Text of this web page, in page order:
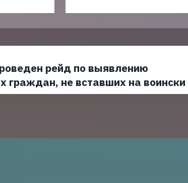
рейд по выявлению
граждан, не вставших на воински